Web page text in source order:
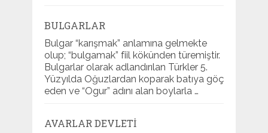
BULGARLAR
Bulgar “karışmak” anlamına gelmekte
olup; “bulgamak” fiil kökünden türemiştir.
Bulgarlar olarak adlandırılan Türkler 5.
Yüzyılda Oğuzlardan koparak batıya göç
eden ve “Ogur” adını alan boylarla …
AVARLAR DEVLETI